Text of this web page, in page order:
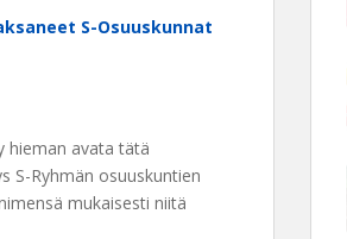
S-Osuuskunnat
hieman avata tätä
S-Ryhmän osuuskuntien
mukaisesti niitä